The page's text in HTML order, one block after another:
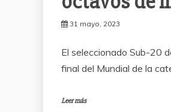
31 mayo, 2023
El seleccionado Sub-20
final del Mundial de la
Leer más